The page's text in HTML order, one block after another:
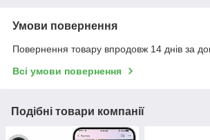
Умови повернення
Повернення товару впродовж 14 днів за
Всі умови повернення
Подібні товари компанії